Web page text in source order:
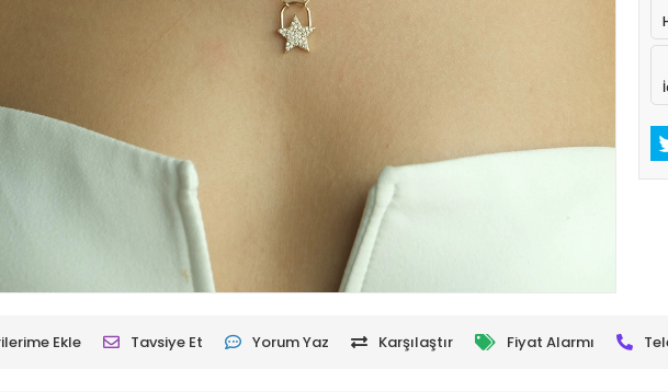
Ekle Tavsiye Et Yorum Yaz Karşılaştır Fiyat Alarmı